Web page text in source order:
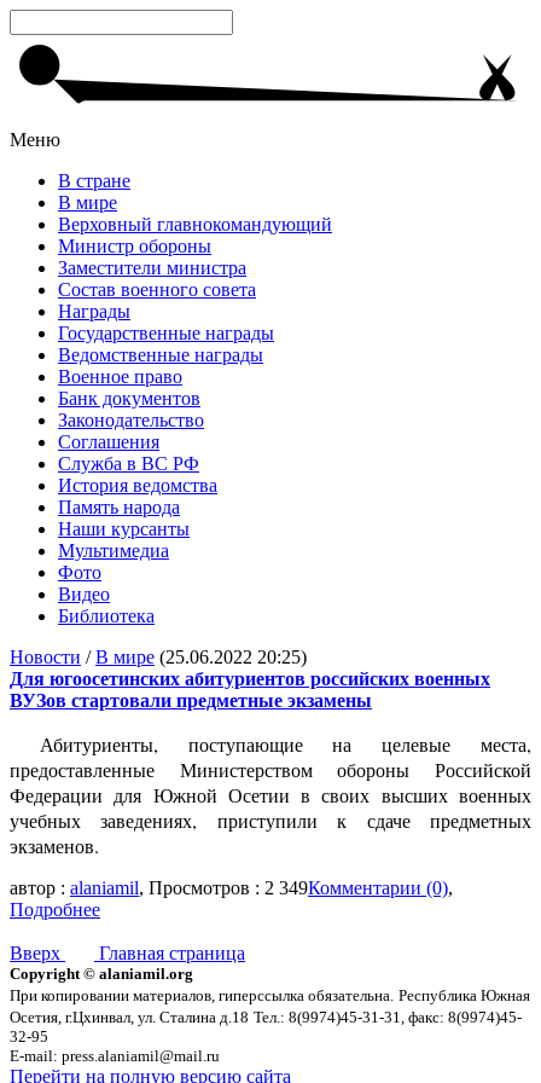
Меню
В стране
В мире
Верховный главнокомандующий
Министр обороны
Заместители министра
Состав военного совета
Награды
Государственные награды
Ведомственные награды
Военное право
Банк документов
Законодательство
Соглашения
Служба в ВС РФ
История ведомства
Память народа
Наши курсанты
Мультимедиа
Фото
Видео
Библиотека
Новости /В мире (25.06.2022 20:25)
Для югоосетинских абитуриентов российских военных
ВУЗов стартовали предметные экзамены
Абитуриенты, поступающие на целевые места,
предоставленные Министерством обороны Российской
Федерации для Южной Осетии в своих высших военных
учебных заведениях, приступили к сдаче предметных
экзаменов.
автор : alaniamil, Просмотров : 2 349Комментарии (0),
Подробнее
Вверх Главная страница
Copyright © alaniamil.org
При копировании материалов, гиперссылка обязательна. Республика Южная
Осетия, г.Цхинвал, ул. Сталина д.18 Тел.: 8(9974)45-31-31, факс: 8(9974)45-
32-95
E-mail: press.alaniamil@mail.ru
Перейти на полную версию сайта